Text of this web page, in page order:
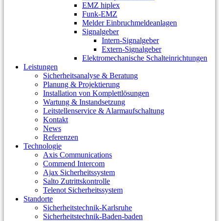
EMZ hiplex
Funk-EMZ
Melder Einbruchmeldeanlagen
Signalgeber
Intern-Signalgeber
Extern-Signalgeber
Elektromechanische Schalteinrichtungen
Leistungen
Sicherheitsanalyse & Beratung
Planung & Projektierung​
Installation von Komplettlösungen
Wartung & Instandsetzung
Leitstellenservice & Alarmaufschaltung
Kontakt
News
Referenzen
Technologie
Axis Communications
Commend Intercom
Ajax Sicherheitssystem​
Salto Zutrittskontrolle
Telenot Sicherheitssystem
Standorte
Sicherheitstechnik-Karlsruhe
Sicherheitstechnik-Baden-baden